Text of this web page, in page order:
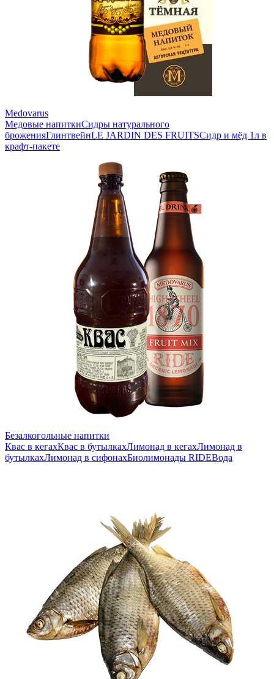
Medovarus
Медовые напиткиСидры натурального
броженияГлинтвейнLE JARDIN DES FRUITSСидр и мёд 1л в
крафт-пакете
Безалкогольные напитки
Квас в кегахКвас в бутылкахЛимонад в кегахЛимонад в
бутылкахЛимонад в сифонахБиолимонады RIDEВода